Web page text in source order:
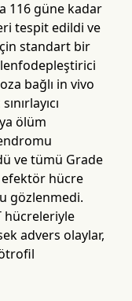
116 güne kadar
tespit edildi ve
standart bir
lenfodepleştirici
bağlı in vivo
ölüm
ve tümü Grade
hücre
gözlenmedi.
hücreleriyle
advers olaylar,